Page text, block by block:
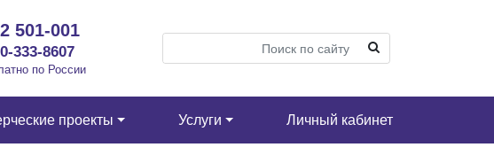
501-001
333-8607
по России
проекты Услуги Личный кабинет